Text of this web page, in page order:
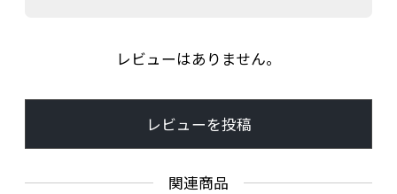
レビューはありません。
レビューを投稿
関連商品